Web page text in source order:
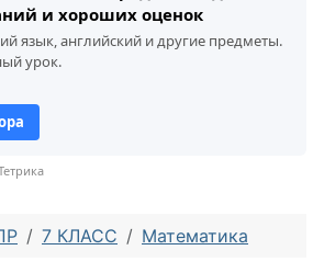
и хороших оценок
язык, английский и другие предметы.
урок.
7 КЛАСС Математика